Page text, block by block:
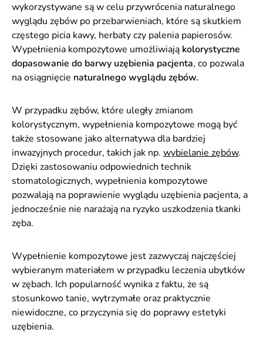
wykorzystywane są w celu przywrócenia naturalnego
wyglądu zębów po przebarwieniach, które są skutkiem
częstego picia kawy, herbaty czy palenia papierosów.
Wypełnienia kompozytowe umożliwiają kolorystyczne
dopasowanie do barwy uzębienia pacjenta, co pozwala
na osiągnięcie naturalnego wyglądu zębów.
W przypadku zębów, które uległy zmianom
kolorystycznym, wypełnienia kompozytowe mogą być
także stosowane jako alternatywa dla bardziej
inwazyjnych procedur, takich jak np. wybielanie zębów.
Dzięki zastosowaniu odpowiednich technik
stomatologicznych, wypełnienia kompozytowe
pozwalają na poprawienie wyglądu uzębienia pacjenta, a
jednocześnie nie narażają na ryzyko uszkodzenia tkanki
zęba.
Wypełnienie kompozytowe jest zazwyczaj najczęściej
wybieranym materiałem w przypadku leczenia ubytków
w zębach. Ich popularność wynika z faktu, że są
stosunkowo tanie, wytrzymałe oraz praktycznie
niewidoczne, co przyczynia się do poprawy estetyki
uzębienia.